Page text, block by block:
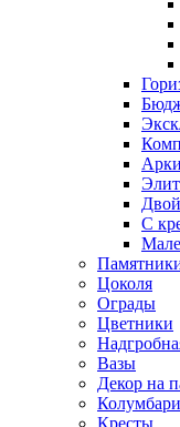
С
Цоколя
Ограды
Цветники
Вазы
Декор на
Кресты